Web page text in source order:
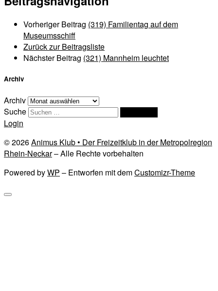
Vorheriger Beitrag (319) Familientag auf dem
Museumsschiff
Zurück zur Beitragsliste
Nächster Beitrag (321) Mannheim leuchtet
Archiv
Archiv
Suche
Login
© 2026Animus Klub • Der Freizeitklub in der Metropolregion
Rhein-Neckar– Alle Rechte vorbehalten
Powered byWP – Entworfen mit demCustomizr-Theme